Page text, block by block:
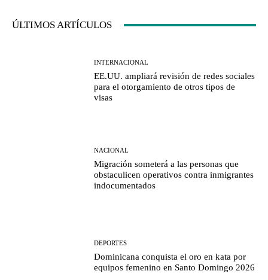
ÚLTIMOS ARTÍCULOS
INTERNACIONAL
EE.UU. ampliará revisión de redes sociales
para el otorgamiento de otros tipos de
visas
NACIONAL
Migración someterá a las personas que
obstaculicen operativos contra inmigrantes
indocumentados
DEPORTES
Dominicana conquista el oro en kata por
equipos femenino en Santo Domingo 2026